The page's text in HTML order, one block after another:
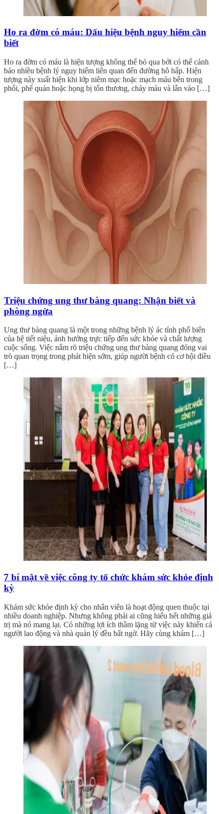
Ho ra đờm có máu: Dấu hiệu bệnh nguy hiểm cần
biết
Ho ra đờm có máu là hiện tượng không thể bỏ qua bởi có thể cảnh
báo nhiều bệnh lý nguy hiểm liên quan đến đường hô hấp. Hiện
tượng này xuất hiện khi lớp niêm mạc hoặc mạch máu bên trong
phổi, phế quản hoặc họng bị tổn thương, chảy máu và lẫn vào […]
Triệu chứng ung thư bàng quang: Nhận biết và
phòng ngừa
Ung thư bàng quang là một trong những bệnh lý ác tính phổ biến
của hệ tiết niệu, ảnh hưởng trực tiếp đến sức khỏe và chất lượng
cuộc sống. Việc nắm rõ triệu chứng ung thư bàng quang đóng vai
trò quan trọng trong phát hiện sớm, giúp người bệnh có cơ hội điều
[…]
7 bí mật về việc công ty tổ chức khám sức khỏe định
kỳ
Khám sức khỏe định kỳ cho nhân viên là hoạt động quen thuộc tại
nhiều doanh nghiệp. Nhưng không phải ai cũng hiểu hết những giá
trị mà nó mang lại. Có những lợi ích thầm lặng từ việc này khiến cả
người lao động và nhà quản lý đều bất ngờ. Hãy cùng khám […]